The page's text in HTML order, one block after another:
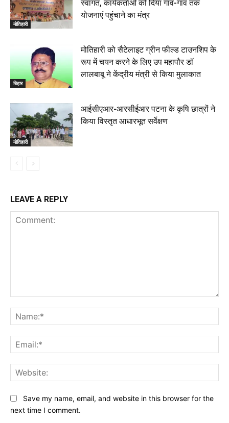
मोतिहारी
स्वागत, कार्यकर्ताओं को दिया गांव-गांव तक
योजनाएं पहुंचाने का मंत्र
बिहार
मोतिहारी को सैटेलाइट ग्रीन फील्ड टाउनशिप के
रूप में चयन करने के लिए उप महापौर डॉ
लालबाबू ने केंद्रीय मंत्री से किया मुलाकात
मोतिहारी
आईसीएआर-आरसीईआर पटना के कृषि छात्रों ने
किया विस्तृत आधारभूत सर्वेक्षण
LEAVE A REPLY
Save my name, email, and website in this browser for the
next time I comment.